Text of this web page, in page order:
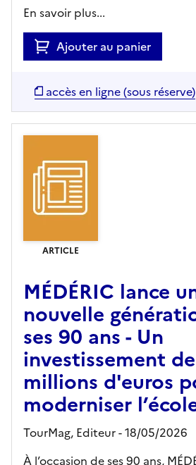
En savoir plus...
Ajouter au panier
accès en ligne (sous réserve)
ARTICLE
MÉDÉRIC lance
nouvelle
ses 90 ans - Un
investissement
millions d'euros
moderniser
TourMag, Editeur- 18/05/2026
À l’occasion de ses 90 ans,